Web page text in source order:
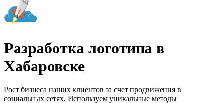
Разработка логотипа в
Хабаровске
Рост бизнеса наших клиентов за счет продвижения в
социальных сетях. Используем уникальные методы